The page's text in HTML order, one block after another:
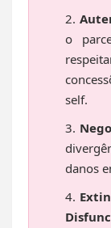
o
self.
danos